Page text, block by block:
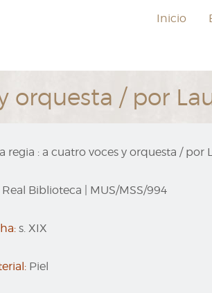
Inicio
orquesta / por
regia : a cuatro voces y orquesta / por
Real Biblioteca MUS/MSS/994
s. XIX
Piel